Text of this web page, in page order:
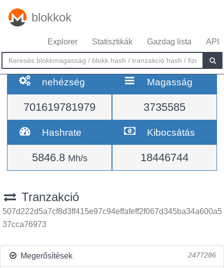
blokkok
Explorer Statisztikák Gazdag lista API
nehézség
701619781979
Magasság
3735585
Hashrate
5846.8 Mh/s
Kibocsátás
18446744
Tranzakció
507d222d5a7cf8d3ff415e97c94effafeff2f067d345ba34a600a5
37cca76973
Megerősítések 2477286